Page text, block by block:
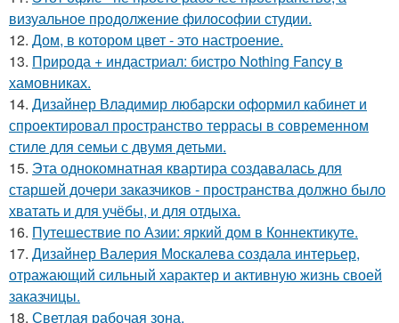
визуальное продолжение философии студии.
12. Дом, в котором цвет - это настроение.
13. Природа + индастриал: бистро Nothing Fancy в
хамовниках.
14. Дизайнер Владимир любарски оформил кабинет и
спроектировал пространство террасы в современном
стиле для семьи с двумя детьми.
15. Эта однокомнатная квартира создавалась для
старшей дочери заказчиков - пространства должно было
хватать и для учёбы, и для отдыха.
16. Путешествие по Азии: яркий дом в Коннектикуте.
17. Дизайнер Валерия Москалева создала интерьер,
отражающий сильный характер и активную жизнь своей
заказчицы.
18. Светлая рабочая зона.